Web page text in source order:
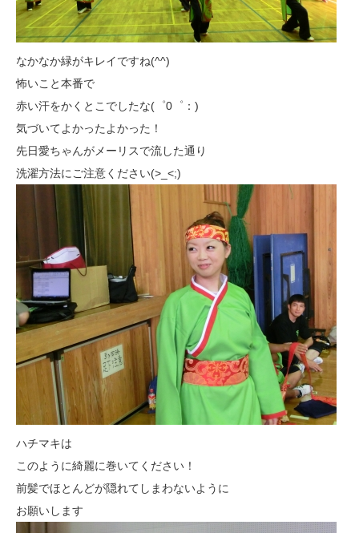
なかなか緑がキレイですね(^^)
怖いこと本番で
赤い汗をかくとこでしたな(゜0゜：)
気づいてよかったよかった！
先日愛ちゃんがメーリスで流した通り
洗濯方法にご注意ください(>_<;)
ハチマキは
このように綺麗に巻いてください！
前髪でほとんどが隠れてしまわないように
お願いします